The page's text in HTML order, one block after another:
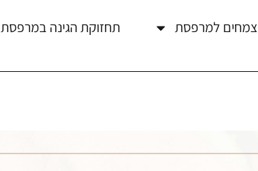
צמחים למרפסת תחזוקת הגינה במרפסת